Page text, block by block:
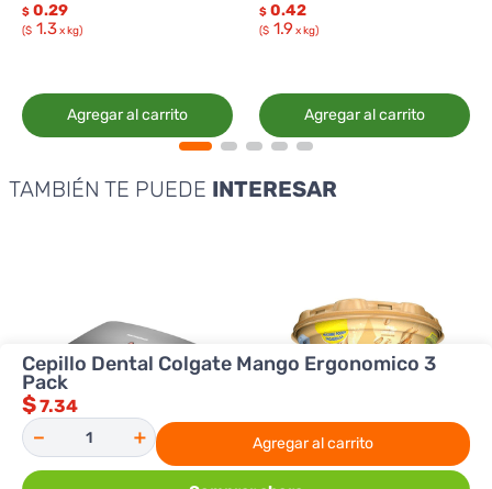
$ 0.29
($ 1.3x kg)
Agregar al carrito
$ 0.42
($ 1.9 x kg)
Agregar al carrito
TAMBIÉN TE PUEDE INTERESAR
Cepillo Dental Colgate Mango Ergonomico 3
Pack
$7.34
＋
－ Agregar al carrito